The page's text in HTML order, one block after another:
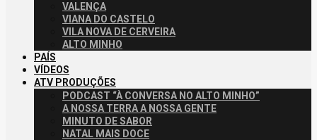
VALENÇA
VIANA DO CASTELO
VILA NOVA DE CERVEIRA
ALTO MINHO
PAÍS
VÍDEOS
ATV PRODUÇÕES
PODCAST “À CONVERSA NO ALTO MINHO”
A NOSSA TERRA A NOSSA GENTE
MINUTO DE SABOR
NATAL MAIS DOCE